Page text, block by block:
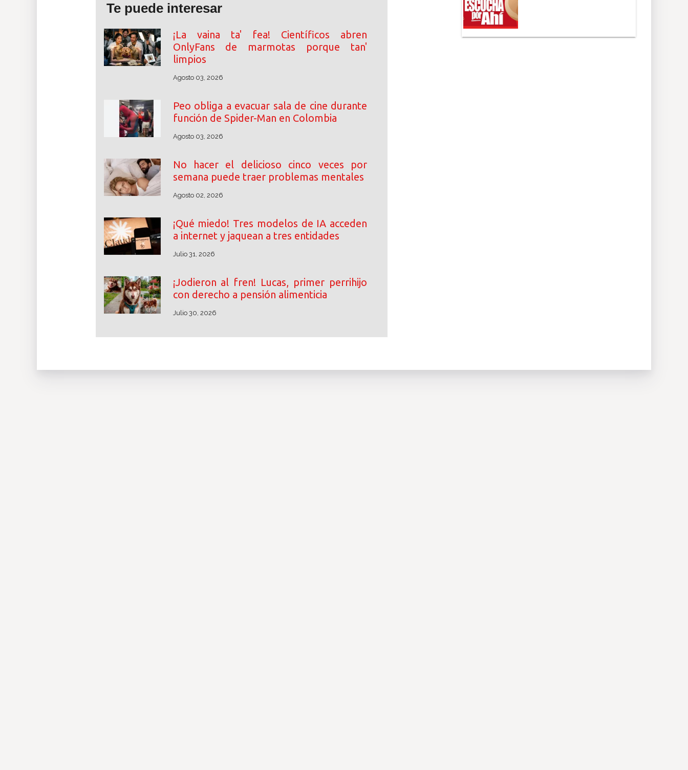
Te puede interesar
¡La vaina ta' fea! Científicos abren
OnlyFans de marmotas porque tan'
limpios
Agosto 03, 2026
Peo obliga a evacuar sala de cine durante
función de Spider-Man en Colombia
Agosto 03, 2026
No hacer el delicioso cinco veces por
semana puede traer problemas mentales
Agosto 02, 2026
¡Qué miedo! Tres modelos de IA acceden
a internet y jaquean a tres entidades
Julio 31, 2026
¡Jodieron al fren! Lucas, primer perrihijo
con derecho a pensión alimenticia
Julio 30, 2026